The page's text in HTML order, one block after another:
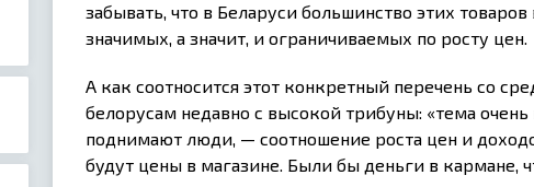
забывать, что в Беларуси большинство этих
значимых, а значит, и ограничиваемых по росту цен.
А как соотносится этот конкретный перечень со
белорусам недавно с высокой трибуны: «тема
поднимают люди, — соотношение роста цен и
будут цены в магазине. Были бы деньги в кармане,